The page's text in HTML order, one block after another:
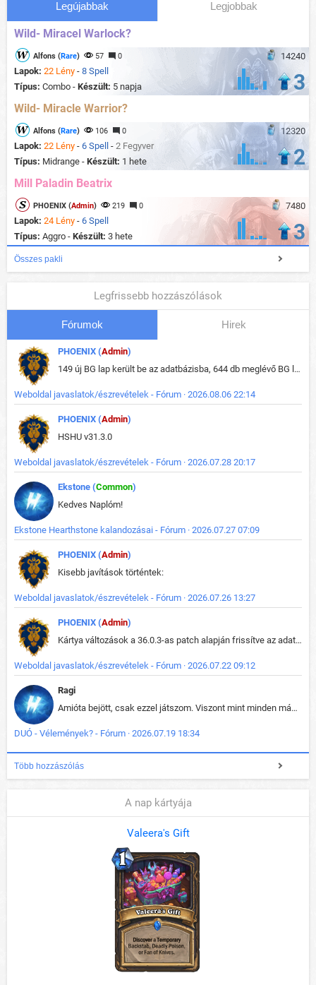
Legújabbak Legjobbak
Wild- Miracel Warlock?
14240
Alfons (Rare) 57 0
Lapok: 22 Lény - 8 Spell
Típus: Combo - Készült: 5 napja 3
Wild- Miracle Warrior?
12320
Alfons (Rare) 106 0
Lapok: 22 Lény - 6 Spell - 2 Fegyver
Típus: Midrange - Készült: 1 hete 2
Mill Paladin Beatrix
7480
PHOENIX (Admin) 219 0
Lapok: 24 Lény - 6 Spell
Típus: Aggro - Készült: 3 hete 3
Összes pakli
Legfrissebb hozzászólások
Fórumok Hirek
PHOENIX (Admin)
149 új BG lap került be az adatbázisba, 644 db meglévő BG lap módosult, bekerültek az új képek a megváltozott lapokhoz is.
Weboldal javaslatok/észrevételek - Fórum · 2026.08.06 22:14
PHOENIX (Admin)
HSHU v31.3.0
Weboldal javaslatok/észrevételek - Fórum · 2026.07.28 20:17
Ekstone (Common)
Kedves Naplóm!
Ekstone Hearthstone kalandozásai - Fórum · 2026.07.27 07:09
PHOENIX (Admin)
Kisebb javítások történtek:
Weboldal javaslatok/észrevételek - Fórum · 2026.07.26 13:27
PHOENIX (Admin)
Kártya változások a 36.0.3-as patch alapján frissítve az adatbázisban (képek is cserélve).
Weboldal javaslatok/észrevételek - Fórum · 2026.07.22 09:12
Ragi
Amióta bejött, csak ezzel játszom. Viszont mint minden más - akár az alapjáték is, ez is baromira összetett lett. Néha már pár kör után is esélytelen az egész. Vagy irreállisan túltápol valaki, vagy lelép a partner, vagy csak hülye mint a segg. És amikor eljönne az én időm, na akkor jön el mindenki másé is. Engem jobban érdekelne, hogy ki milyen ratingen szokott játszani. Na ez lenne egy érdekes adat.
DUÓ - Vélemények? - Fórum · 2026.07.19 18:34
Több hozzászólás
A nap kártyája
Valeera's Gift